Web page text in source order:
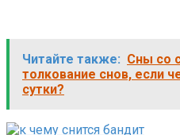
Читайте также: Сны со
толкование снов, если
сутки?